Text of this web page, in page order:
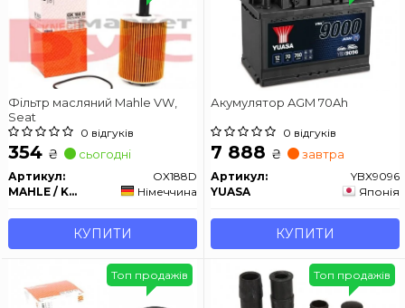
Фільтр масляний Mahle VW,
Seat
0 відгуків
354 ₴ сьогодні
Артикул:
OX188D
MAHLE / KNECHT
Німеччина
КУПИТИ
Акумулятор AGM 70Ah
0 відгуків
7 888 ₴ завтра
Артикул:
YBX9096
YUASA
Японія
КУПИТИ
Топ продажів Топ продажів